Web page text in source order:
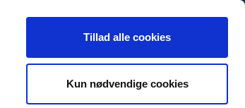
Tillad alle cookies
Kun nødvendige cookies
EN